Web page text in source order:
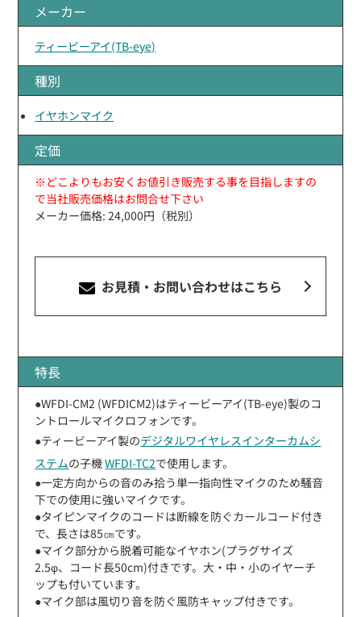
メーカー
ティービーアイ(TB-eye)
種別
イヤホンマイク
定価
※どこよりもお安くお値引き販売する事を目指しますの
で当社販売価格はお問合せ下さい
メーカー価格: 24,000円（税別）
お見積・お問い合わせはこちら
特長
●WFDI-CM2 (WFDICM2)はティービーアイ(TB-eye)製のコ
ントロールマイクロフォンです。
●ティービーアイ製のデジタルワイヤレスインターカムシ
ステムの子機WFDI-TC2で使用します。
●一定方向からの音のみ拾う単一指向性マイクのため騒音
下での使用に強いマイクです。
●タイピンマイクのコードは断線を防ぐカールコード付き
で、長さは85㎝です。
●マイク部分から脱着可能なイヤホン(プラグサイズ
2.5φ、コード長50cm)付きです。大・中・小のイヤーチ
ップも付いています。
●マイク部は風切り音を防ぐ風防キャップ付きです。